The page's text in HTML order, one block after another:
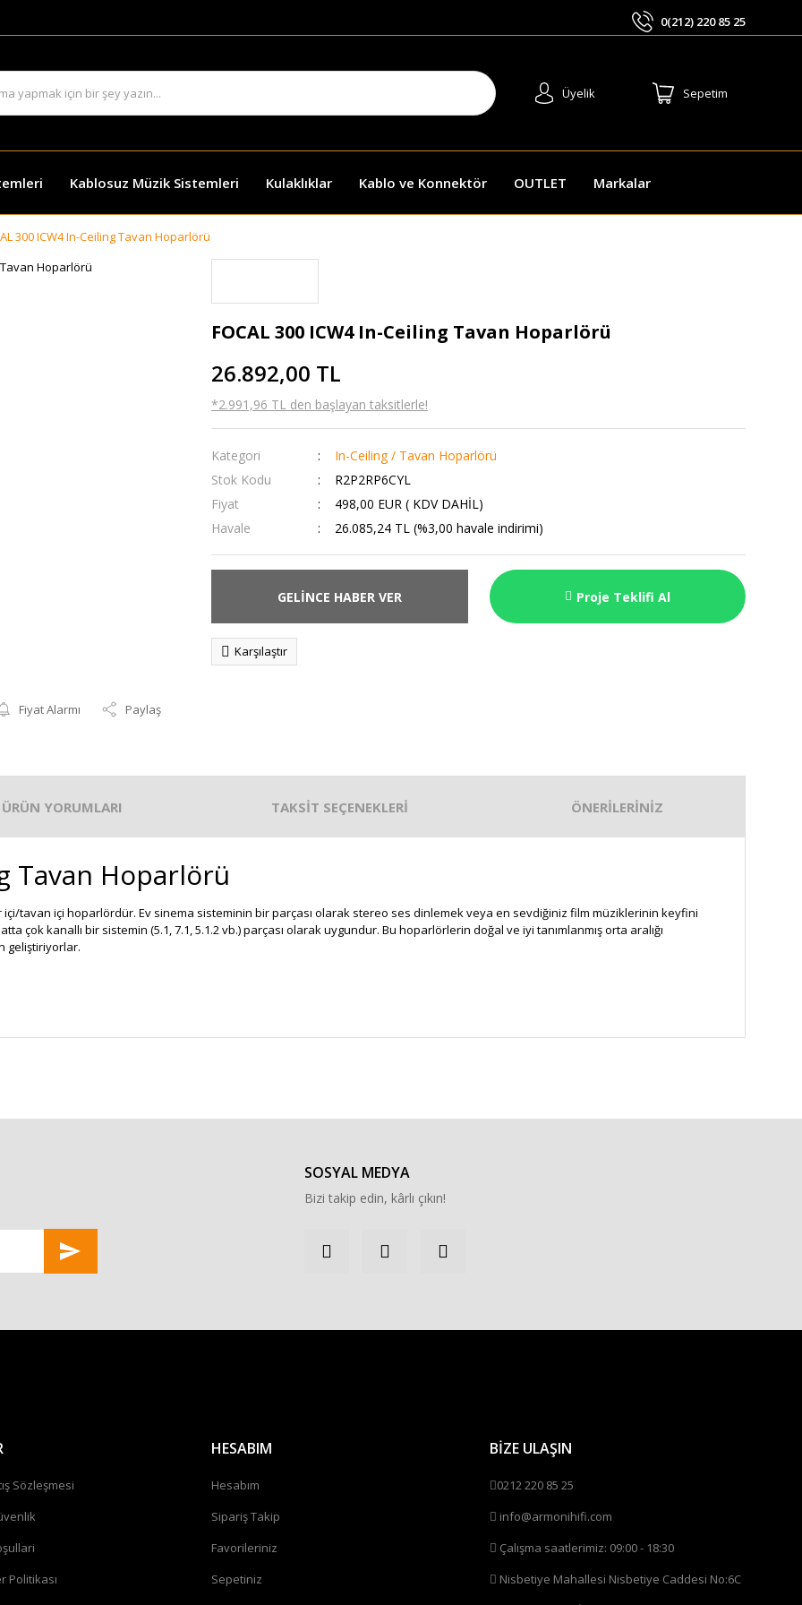
0(212) 220 85 25
Üyelik Sepetim
Kablosuz Müzik Sistemleri Kulaklıklar Kablo ve Konnektör OUTLET Markalar
300 ICW4 In-Ceiling Tavan Hoparlörü
Fiyat Alarmı Paylaş
FOCAL 300 ICW4 In-Ceiling Tavan Hoparlörü
26.892,00 TL
*2.991,96 TL den başlayan taksitlerle!
Kategori
In-Ceiling / Tavan Hoparlörü
Stok Kodu
R2P2RP6CYL
Fiyat
498,00 EUR ( KDV DAHİL)
Havale
26.085,24 TL (%3,00 havale indirimi)
GELİNCE HABER VER Proje Teklifi Al
Karşılaştır
ÜRÜN YORUMLARI TAKSİT SEÇENEKLERİ ÖNERİLERİNİZ
Tavan Hoparlörü
tavan içi hoparlördür. Ev sinema sisteminin bir parçası olarak stereo ses dinlemek veya en sevdiğiniz film müziklerinin keyfini
çok kanallı bir sistemin (5.1, 7.1, 5.1.2 vb.) parçası olarak uygundur. Bu hoparlörlerin doğal ve iyi tanımlanmış orta aralığı
geliştiriyorlar.
SOSYAL MEDYA
Bizi takip edin, kârlı çıkın!
Sözleşmesi
Politikası
HESABIM
Hesabım
Sipariş Takip
Favorileriniz
Sepetiniz
BİZE ULAŞIN
0212 220 85 25
info@armonihifi.com
Çalışma saatlerimiz: 09:00 - 18:30
Nisbetiye Mahallesi Nisbetiye Caddesi No:6C